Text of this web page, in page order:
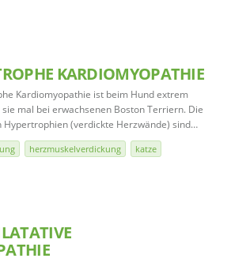
KARDIOMYOPATHIE
Kardiomyopathie ist beim Hund extrem
mal bei erwachsenen Boston Terriern. Die
Hypertrophien (verdickte Herzwände) sind…
herzmuskelverdickung katze